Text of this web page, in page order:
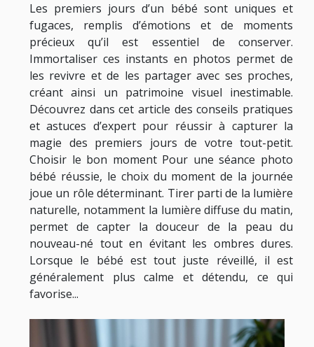
Les premiers jours d’un bébé sont uniques et
fugaces, remplis d’émotions et de moments
précieux qu’il est essentiel de conserver.
Immortaliser ces instants en photos permet de
les revivre et de les partager avec ses proches,
créant ainsi un patrimoine visuel inestimable.
Découvrez dans cet article des conseils pratiques
et astuces d’expert pour réussir à capturer la
magie des premiers jours de votre tout-petit.
Choisir le bon moment Pour une séance photo
bébé réussie, le choix du moment de la journée
joue un rôle déterminant. Tirer parti de la lumière
naturelle, notamment la lumière diffuse du matin,
permet de capter la douceur de la peau du
nouveau-né tout en évitant les ombres dures.
Lorsque le bébé est tout juste réveillé, il est
généralement plus calme et détendu, ce qui
favorise...